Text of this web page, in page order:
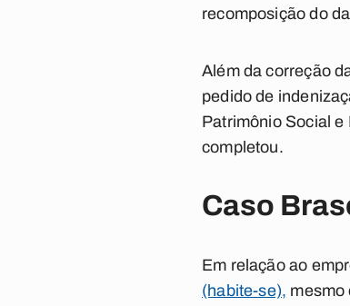
recomposição do
Além da correção
pedido de
Patrimônio Social e
completou.
Caso
Em relação ao
(habite-se), mesmo